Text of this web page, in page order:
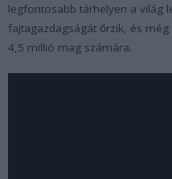
legfontosabb tárhelyen a világ
fajtagazdagságát őrzik, és
4,5 millió mag számára.